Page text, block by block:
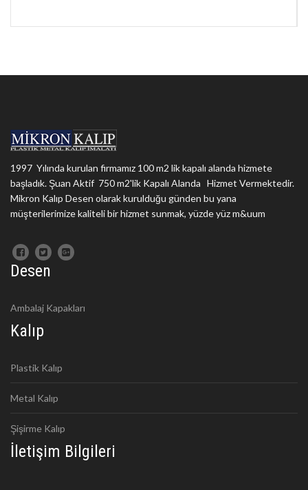
1997 Yılında kurulan firmamız 100 m2 lik kapalı alanda hizmete
başladık. Şuan Aktif 750 m2'lik Kapalı Alanda Hizmet Vermektedir.
Mikron Kalıp Desen olarak kurulduğu günden bu yana
müşterilerimize kaliteli bir hizmet sunmak, yüzde yüz m&uum
Desen
Ambalaj Kapakları
Kalıp
Plastik Kalıp
Metal Kalıp
Şişirme Kalıp
İletişim Bilgileri